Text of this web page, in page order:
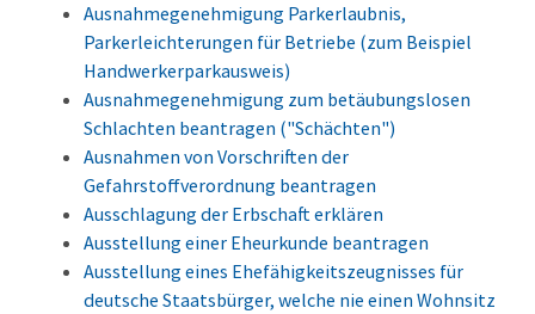
Ausnahmegenehmigung Parkerlaubnis,
Parkerleichterungen für Betriebe (zum Beispiel
Handwerkerparkausweis)
Ausnahmegenehmigung zum betäubungslosen
Schlachten beantragen ("Schächten")
Ausnahmen von Vorschriften der
Gefahrstoffverordnung beantragen
Ausschlagung der Erbschaft erklären
Ausstellung einer Eheurkunde beantragen
Ausstellung eines Ehefähigkeitszeugnisses für
deutsche Staatsbürger, welche nie einen Wohnsitz